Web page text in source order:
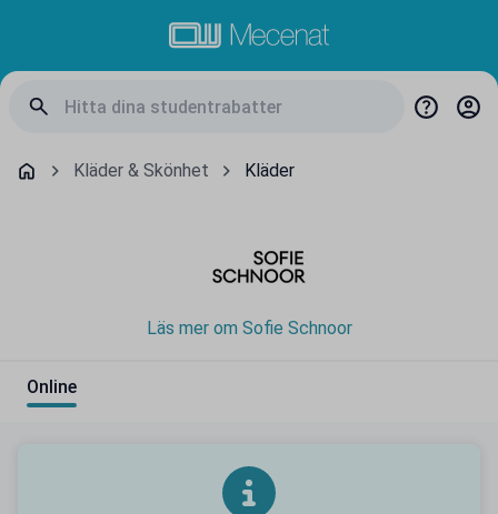
Kläder & Skönhet Kläder
Läs mer om Sofie Schnoor
Online